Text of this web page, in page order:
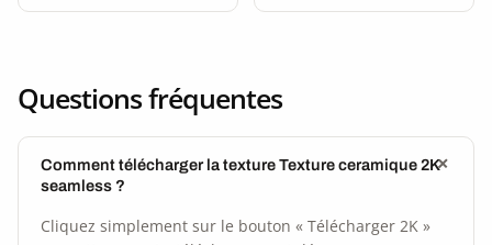
Questions fréquentes
Comment télécharger la texture Texture ceramique 2K
seamless ?
Cliquez simplement sur le bouton « Télécharger 2K »